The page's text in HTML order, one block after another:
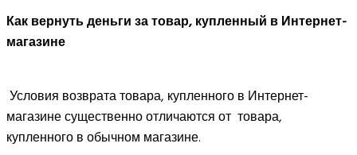
Как вернуть деньги за товар, купленный в Интернет-
магазине
Условия возврата товара, купленного в Интернет-
магазине существенно отличаются от товара,
купленного в обычном магазине.